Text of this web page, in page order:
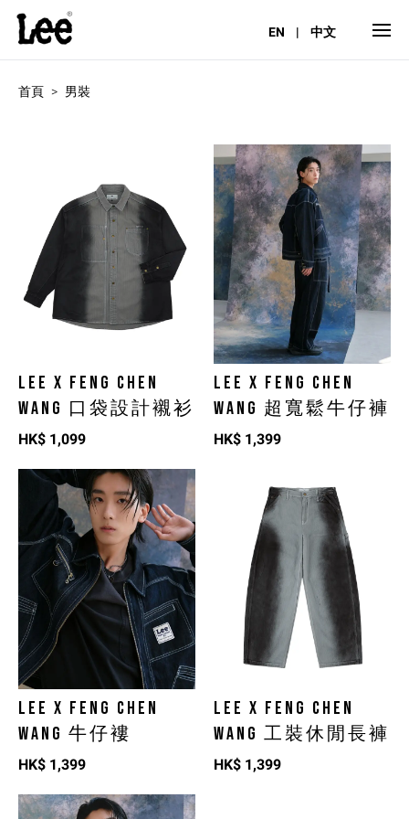
EN | 中文
首頁 男裝
LEE X FENG CHEN
WANG 口袋設計襯衫
HK$ 1,099
LEE X FENG CHEN
WANG 超寬鬆牛仔褲
HK$ 1,399
LEE X FENG CHEN
WANG 牛仔褸
HK$ 1,399
LEE X FENG CHEN
WANG 工裝休閒長褲
HK$ 1,399